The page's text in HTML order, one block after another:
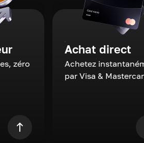
zéro
Achat direct
Achetez
par Visa &